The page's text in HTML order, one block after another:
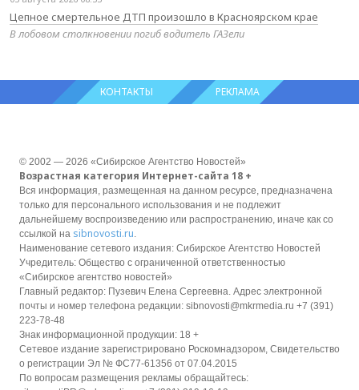
Цепное смертельное ДТП произошло в Красноярском крае
В лобовом столкновении погиб водитель ГАЗели
КОНТАКТЫ РЕКЛАМА
© 2002 — 2026 «Сибирское Агентство Новостей»
Возрастная категория Интернет-сайта 18 +
Вся информация, размещенная на данном ресурсе, предназначена
только для персонального использования и не подлежит
дальнейшему воспроизведению или распространению, иначе как со
ссылкой на sibnovosti.ru.
Наименование сетевого издания: Сибирское Агентство Новостей
Учредитель: Общество с ограниченной ответственностью
«Сибирское агентство новостей»
Главный редактор: Пузевич Елена Сергеевна. Адрес электронной
почты и номер телефона редакции: sibnovosti@mkrmedia.ru +7 (391)
223-78-48
Знак информационной продукции: 18 +
Сетевое издание зарегистрировано Роскомнадзором, Свидетельство
о регистрации Эл № ФС77-61356 от 07.04.2015
По вопросам размещения рекламы обращайтесь: